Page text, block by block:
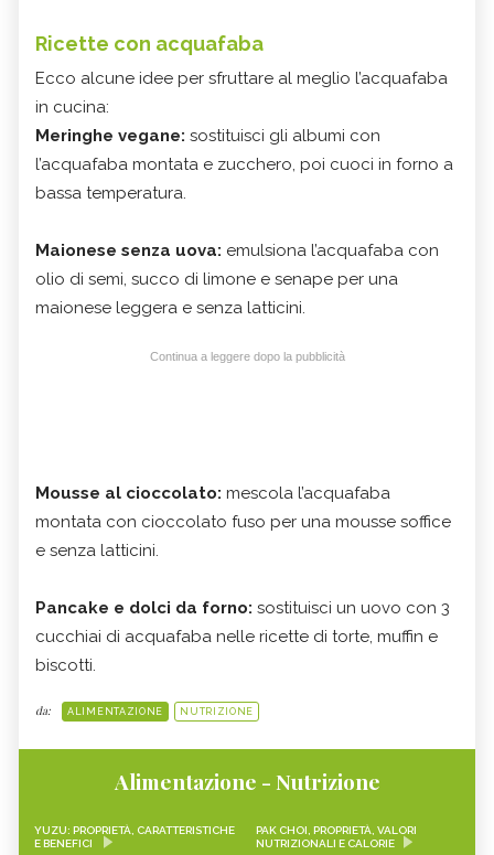
Ricette con acquafaba
Ecco alcune idee per sfruttare al meglio l’acquafaba
in cucina:
Meringhe vegane: sostituisci gli albumi con
l’acquafaba montata e zucchero, poi cuoci in forno a
bassa temperatura.
Maionese senza uova: emulsiona l’acquafaba con
olio di semi, succo di limone e senape per una
maionese leggera e senza latticini.
Continua a leggere dopo la pubblicità
Mousse al cioccolato: mescola l’acquafaba
montata con cioccolato fuso per una mousse soffice
e senza latticini.
Pancake e dolci da forno: sostituisci un uovo con 3
cucchiai di acquafaba nelle ricette di torte, muffin e
biscotti.
da: ALIMENTAZIONE NUTRIZIONE
Alimentazione - Nutrizione
YUZU: PROPRIETÀ, CARATTERISTICHE
E BENEFICI
PAK CHOI, PROPRIETÀ, VALORI
NUTRIZIONALI E CALORIE